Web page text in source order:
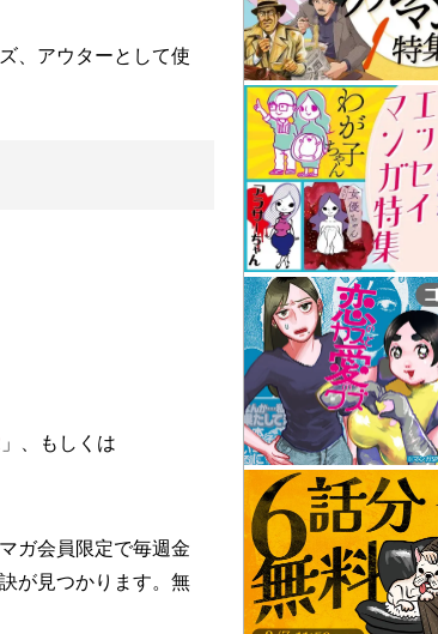
、アウターとして使
などアパレルに関す
」、もしくは
ガ会員限定で毎週金
が見つかります。無